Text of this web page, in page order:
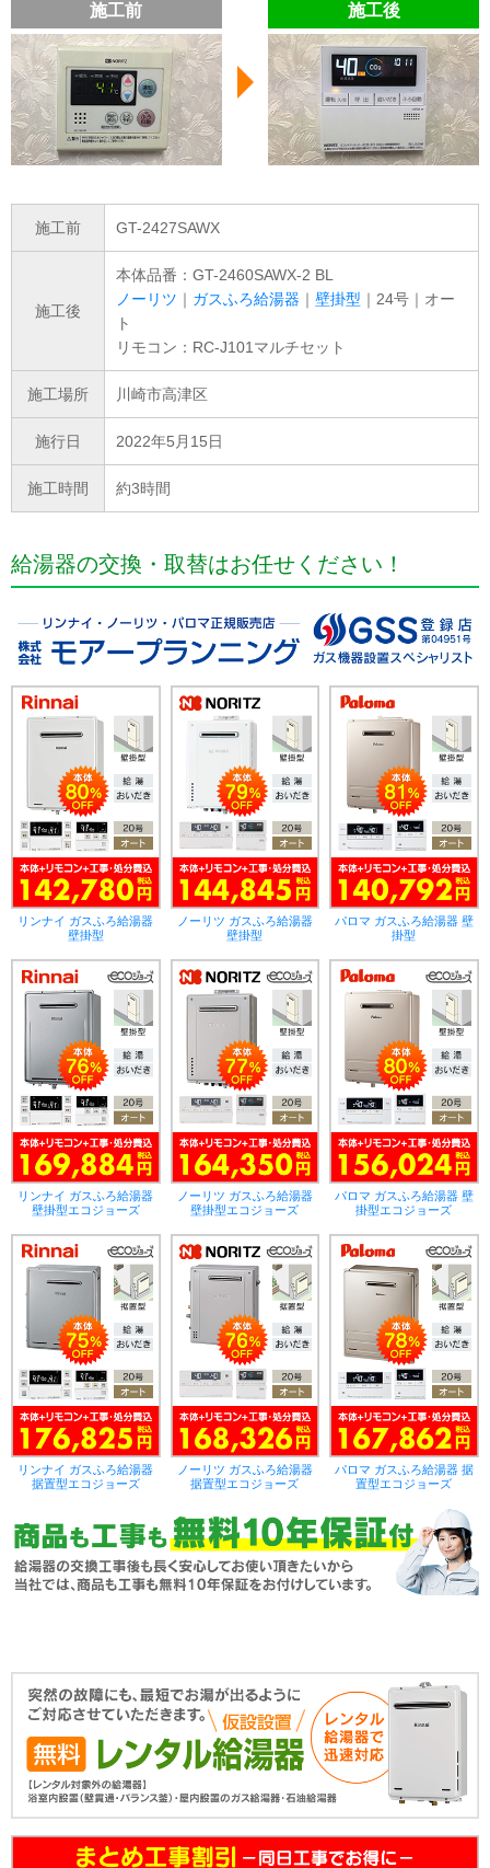
施工前 施工後
施工前 GT-2427SAWX
施工後
本体品番：GT-2460SAWX-2 BL
ノーリツ ｜ ガスふろ給湯器 ｜ 壁掛型 ｜24号｜オー
ト
リモコン：RC-J101マルチセット
施工場所 川崎市高津区
施行日 2022年5月15日
施工時間 約3時間
給湯器の交換・取替はお任せください！
リンナイ ガスふろ給湯器
壁掛型
ノーリツ ガスふろ給湯器
壁掛型
パロマ ガスふろ給湯器 壁
掛型
リンナイ ガスふろ給湯器
壁掛型エコジョーズ
ノーリツ ガスふろ給湯器
壁掛型エコジョーズ
パロマ ガスふろ給湯器 壁
掛型エコジョーズ
リンナイ ガスふろ給湯器
据置型エコジョーズ
ノーリツ ガスふろ給湯器
据置型エコジョーズ
パロマ ガスふろ給湯器 据
置型エコジョーズ